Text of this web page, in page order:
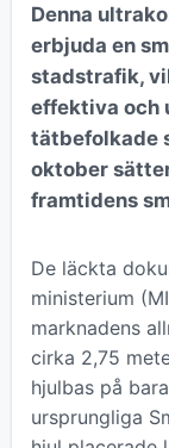
Denna
erbjuda en
stadstrafik,
effektiva och
tätbefolkade
oktober
framtidens
De läckta
ministerium
marknadens
cirka 2,75
hjulbas på
ursprungliga